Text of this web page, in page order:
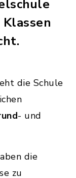
die Schule
- und
die
zu